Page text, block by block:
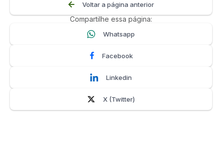
Voltar a página anterior
Compartilhe essa página:
Whatsapp
Facebook
Linkedin
X (Twitter)